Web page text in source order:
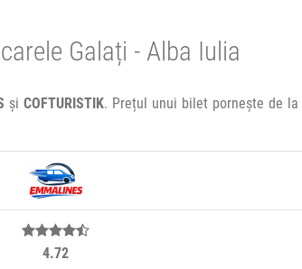
Galați - Alba Iulia
șiCOFTURISTIK. Prețul unui bilet pornește de la
4.72